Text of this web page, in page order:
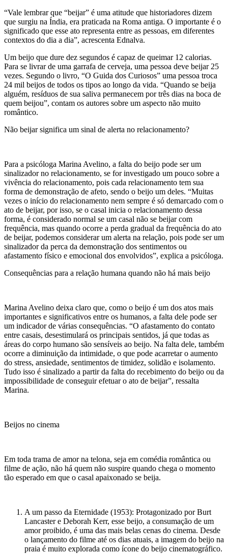
“Vale lembrar que “beijar” é uma atitude que historiadores dizem
que surgiu na Índia, era praticada na Roma antiga. O importante é o
significado que esse ato representa entre as pessoas, em diferentes
contextos do dia a dia”, acrescenta Ednalva.
Um beijo que dure dez segundos é capaz de queimar 12 calorias.
Para se livrar de uma garrafa de cerveja, uma pessoa deve beijar 25
vezes. Segundo o livro, “O Guida dos Curiosos” uma pessoa troca
24 mil beijos de todos os tipos ao longo da vida. “Quando se beija
alguém, resíduos de sua saliva permanecem por três dias na boca de
quem beijou”, contam os autores sobre um aspecto não muito
romântico.
Não beijar significa um sinal de alerta no relacionamento?
Para a psicóloga Marina Avelino, a falta do beijo pode ser um
sinalizador no relacionamento, se for investigado um pouco sobre a
vivência do relacionamento, pois cada relacionamento tem sua
forma de demonstração de afeto, sendo o beijo um deles. “Muitas
vezes o início do relacionamento nem sempre é só demarcado com o
ato de beijar, por isso, se o casal inicia o relacionamento dessa
forma, é considerado normal se um casal não se beijar com
frequência, mas quando ocorre a perda gradual da frequência do ato
de beijar, podemos considerar um alerta na relação, pois pode ser um
sinalizador da perca da demonstração dos sentimentos ou
afastamento físico e emocional dos envolvidos”, explica a psicóloga.
Consequências para a relação humana quando não há mais beijo
Marina Avelino deixa claro que, como o beijo é um dos atos mais
importantes e significativos entre os humanos, a falta dele pode ser
um indicador de várias consequências. “O afastamento do contato
entre casais, desestimulará os principais sentidos, já que todas as
áreas do corpo humano são sensíveis ao beijo. Na falta dele, também
ocorre a diminuição da intimidade, o que pode acarretar o aumento
do stress, ansiedade, sentimentos de timidez, solidão e isolamento.
Tudo isso é sinalizado a partir da falta do recebimento do beijo ou da
impossibilidade de conseguir efetuar o ato de beijar”, ressalta
Marina.
Beijos no cinema
Em toda trama de amor na telona, seja em comédia romântica ou
filme de ação, não há quem não suspire quando chega o momento
tão esperado em que o casal apaixonado se beija.
A um passo da Eternidade (1953): Protagonizado por Burt
Lancaster e Deborah Kerr, esse beijo, a consumação de um
amor proibido, é uma das mais belas cenas do cinema. Desde
o lançamento do filme até os dias atuais, a imagem do beijo na
praia é muito explorada como ícone do beijo cinematográfico.